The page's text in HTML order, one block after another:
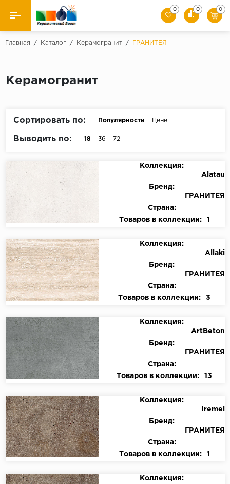
Назад
Керамическая плитка
0 0 0
Главная / Каталог / Керамогранит / ГРАНИТЕЯ
Керамогранит
Сортировать по: Популярности Цене
Выводить по: 18 36 72
Коллекция:
Alatau
Бренд:
ГРАНИТЕЯ
Страна:
Товаров в коллекции:
1
Коллекция:
Allaki
Бренд:
ГРАНИТЕЯ
Страна:
Товаров в коллекции:
3
Коллекция:
ArtBeton
Бренд:
ГРАНИТЕЯ
Страна:
Товаров в коллекции:
13
Коллекция:
Iremel
Бренд:
ГРАНИТЕЯ
Страна:
Товаров в коллекции:
1
Коллекция: